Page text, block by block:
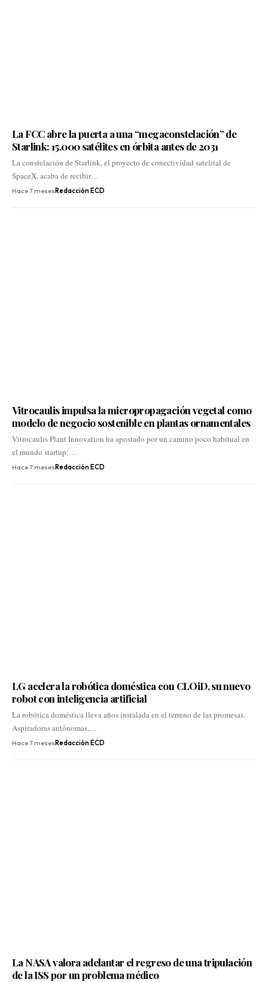
La FCC abre la puerta a una “megaconstelación” de
Starlink: 15.000 satélites en órbita antes de 2031
La constelación de Starlink, el proyecto de conectividad satelital de
SpaceX, acaba de recibir…
Hace 7 meses Redacción ECD
Vitrocaulis impulsa la micropropagación vegetal como
modelo de negocio sostenible en plantas ornamentales
Vitrocaulis Plant Innovation ha apostado por un camino poco habitual en
el mundo startup:…
Hace 7 mesesRedacción ECD
LG acelera la robótica doméstica con CLOiD, su nuevo
robot con inteligencia artificial
La robótica doméstica lleva años instalada en el terreno de las promesas.
Aspiradoras autónomas,…
Hace 7 meses Redacción ECD
La NASA valora adelantar el regreso de una tripulación
de la ISS por un problema médico